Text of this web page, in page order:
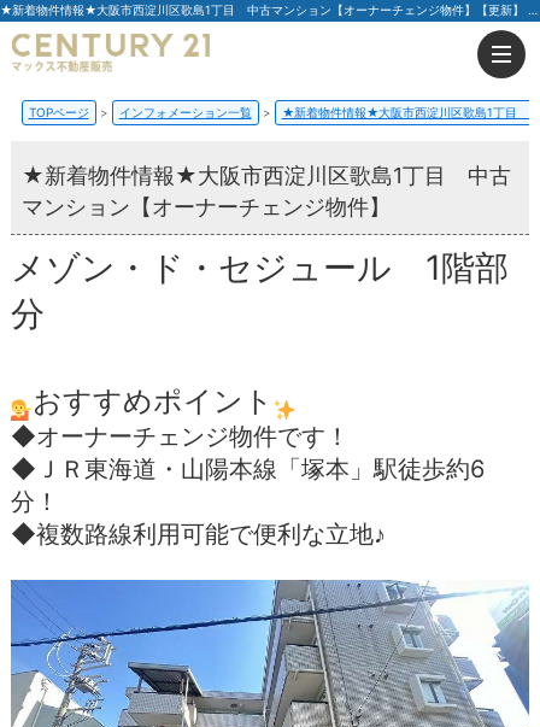
★新着物件情報★大阪市西淀川区歌島1丁目 中古マンション【オーナーチェンジ物件】【更新】 | 大阪（門真市・大阪市・豊中市）の不動産はセンチュリー21マックス不動産販売
TOPページ インフォメーション一覧 ★新着物件情報★大阪市西淀川区歌島1丁目 中
★新着物件情報★大阪市西淀川区歌島1丁目 中古
マンション【オーナーチェンジ物件】
メゾン・ド・セジュール 1階部
分
おすすめポイント
◆オーナーチェンジ物件です！
◆ＪＲ東海道・山陽本線「塚本」駅徒歩約6
分！
◆複数路線利用可能で便利な立地♪